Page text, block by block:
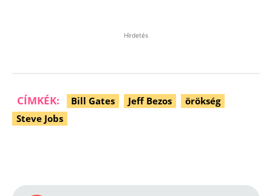
Hirdetés
CÍMKÉK: Bill Gates Jeff Bezos
örökség
Steve Jobs